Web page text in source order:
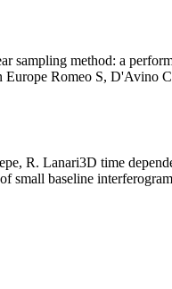
method: a
Europe Romeo S,
R. Lanari3D time
small baseline